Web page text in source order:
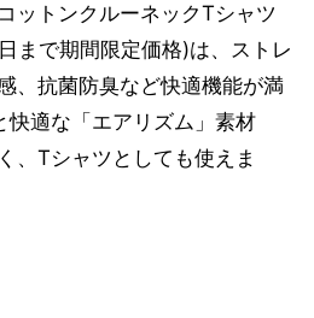
ットンクルーネックTシャツ
まで期間限定価格)は、ストレ
、抗菌防臭など快適機能が満
快適な「エアリズム」素材
、Tシャツとしても使えま